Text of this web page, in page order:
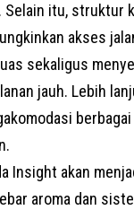
Selain itu, struktur
akses
sekaligus
jauh. Lebih
Insight akan
aroma dan